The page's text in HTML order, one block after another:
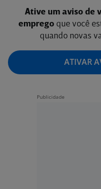
Ative um aviso de
emprego que você
quando novas
ATIVAR